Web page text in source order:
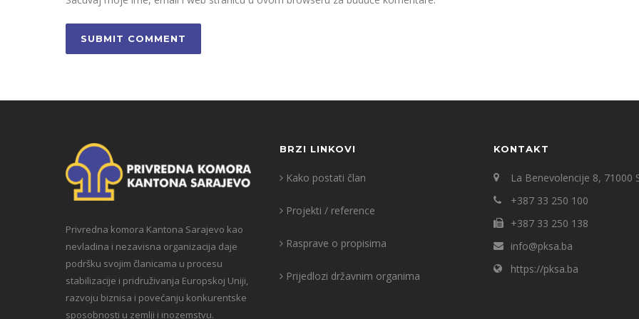
Privredna komora Kantona Sarajevo kao
nevladina i nezavisna organizacija daje
podršku svojim članicama u procesu
stabilizacije i pridruživanja Europskoj Uniji,
razvoju biznisa i povećanju konkurentske
sposobnosti u zemlji i inozemstvu.
BRZI LINKOVI
Kako postati član
Projekti / reference
Rasprave o propisima
Prijedlozi državnim organima
KONTAKT
La Benevolencije 8, 71000
+387 33 250 100
+387 33 250 138
info@pksa.ba
https://pksa.ba